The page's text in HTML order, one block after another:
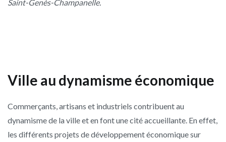
Saint-Genès-Champanelle.
Ville au dynamisme économique
Commerçants, artisans et industriels contribuent au
dynamisme de la ville et en font une cité accueillante. En effet,
les différents projets de développement économique sur